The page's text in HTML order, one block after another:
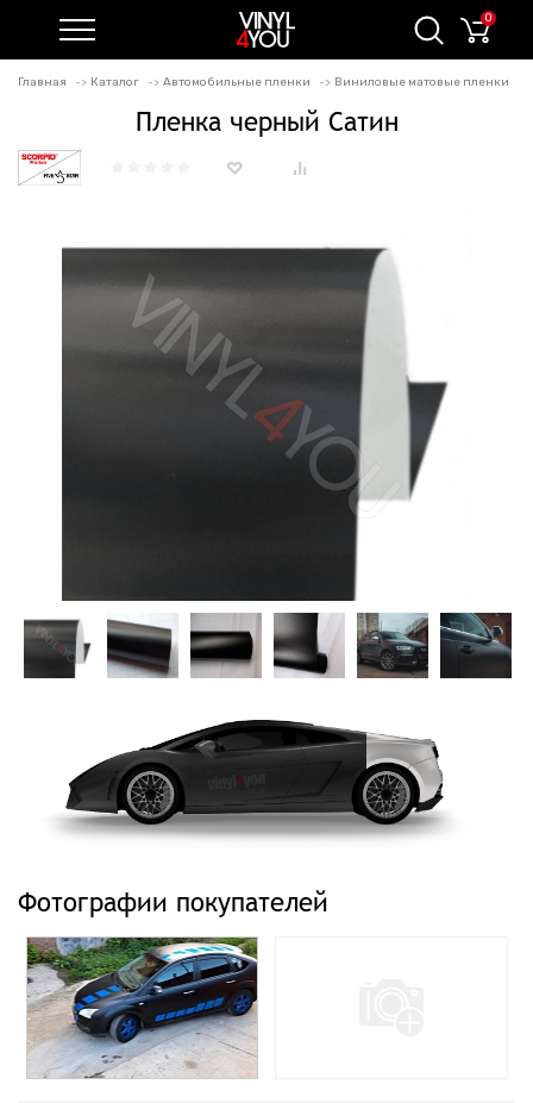
0
Главная Каталог Автомобильные пленки Виниловые матовые пленки
Пленка черный Сатин
Фотографии покупателей